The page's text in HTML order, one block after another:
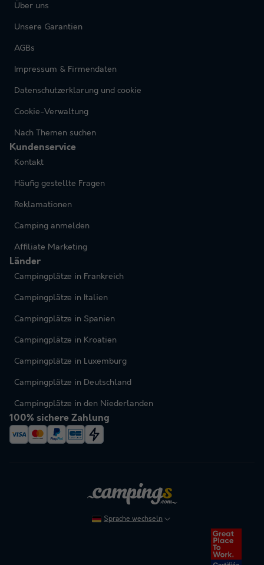
Über uns
Unsere Garantien
AGBs
Impressum & Firmendaten
Datenschutzerklarung und cookie
Cookie-Verwaltung
Nach Themen suchen
Kundenservice
Kontakt
Häufig gestellte Fragen
Reklamationen
Camping anmelden
Affiliate Marketing
Länder
Campingplätze in Frankreich
Campingplätze in Italien
Campingplätze in Spanien
Campingplätze in Kroatien
Campingplätze in Luxemburg
Campingplätze in Deutschland
Campingplätze in den Niederlanden
100% sichere Zahlung
Sprache wechseln